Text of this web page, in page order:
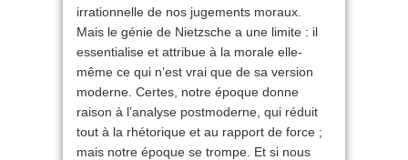
irrationnelle de nos jugements moraux.
Mais le génie de Nietzsche a une limite : il
essentialise et attribue à la morale elle-
même ce qui n’est vrai que de sa version
moderne. Certes, notre époque donne
raison à l’analyse postmoderne, qui réduit
tout à la rhétorique et au rapport de force ;
mais notre époque se trompe. Et si nous